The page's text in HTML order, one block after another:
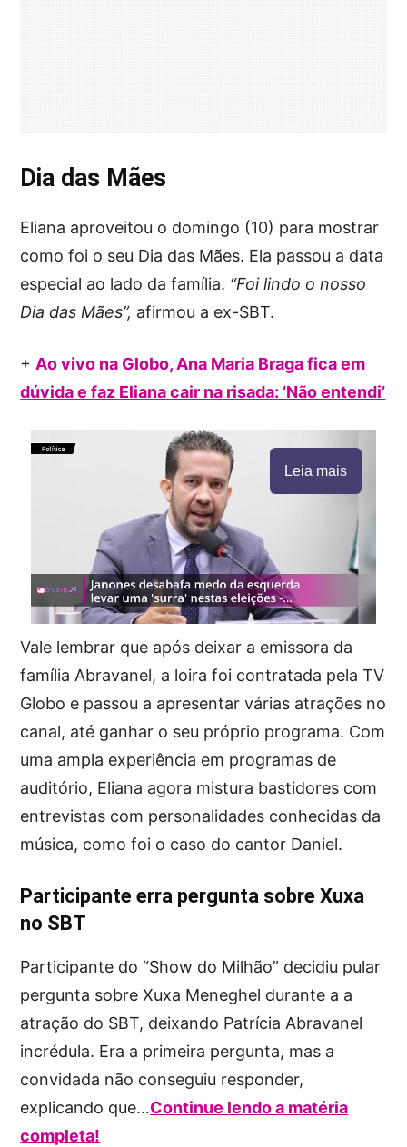
Dia das Mães
Eliana aproveitou o domingo (10) para mostrar
como foi o seu Dia das Mães. Ela passou a data
especial ao lado da família. “Foi lindo o nosso
Dia das Mães”, afirmou a ex-SBT.
+Ao vivo na Globo, Ana Maria Braga fica em
dúvida e faz Eliana cair na risada: ‘Não entendi’
Leia mais
Vale lembrar que após deixar a emissora da
família Abravanel, a loira foi contratada pela TV
Globo e passou a apresentar várias atrações no
canal, até ganhar o seu próprio programa. Com
uma ampla experiência em programas de
auditório, Eliana agora mistura bastidores com
entrevistas com personalidades conhecidas da
música, como foi o caso do cantor Daniel.
Participante erra pergunta sobre Xuxa
no SBT
Participante do “Show do Milhão” decidiu pular
pergunta sobre Xuxa Meneghel durante a a
atração do SBT, deixando Patrícia Abravanel
incrédula. Era a primeira pergunta, mas a
convidada não conseguiu responder,
explicando que…Continue lendo a matéria
completa!